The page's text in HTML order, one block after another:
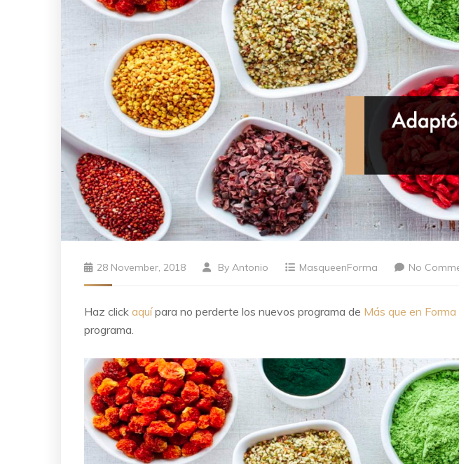
28 November, 2018 By Antonio MasqueenForma No
Haz click aquípara no perderte los nuevos programa de Más que en
programa.